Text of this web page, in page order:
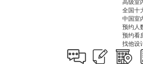
高级室
全国十
中国室
预约人
预约看
找他设
CIID-十
CBDA
预约人
预约看
找他设
新中式
国家注
预约人
预约看
找他设
新中式
国际
预约人
预约看
找他设
现代简约
草莓
预约人
预约看
找他设
场所，是温暖美好的代名词，所以在设